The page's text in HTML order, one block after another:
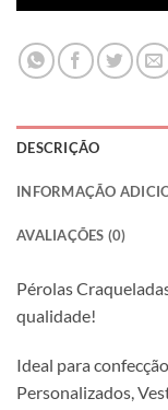
DESCRIÇÃO
INFORMAÇÃO
AVALIAÇÕES (0)
Pérolas
qualidade!
Ideal para
Personalizados,